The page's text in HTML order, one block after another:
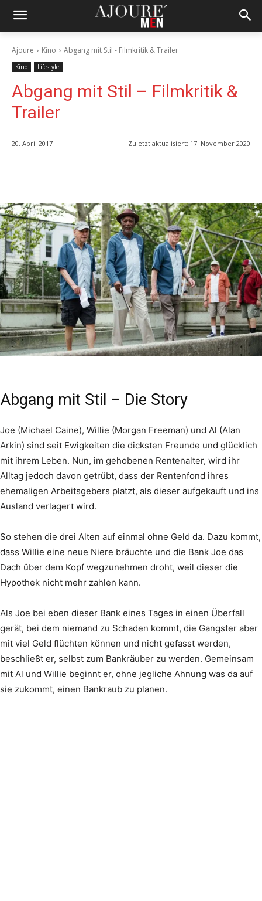
Ajoure Kino Abgang mit Stil - Filmkritik & Trailer
Kino Lifestyle
Abgang mit Stil – Filmkritik &
Trailer
20. April 2017 Zuletzt aktualisiert: 17. November 2020
Abgang mit Stil – Die Story
Joe (Michael Caine), Willie (Morgan Freeman) und Al (Alan
Arkin) sind seit Ewigkeiten die dicksten Freunde und glücklich
mit ihrem Leben. Nun, im gehobenen Rentenalter, wird ihr
Alltag jedoch davon getrübt, dass der Rentenfond ihres
ehemaligen Arbeitsgebers platzt, als dieser aufgekauft und ins
Ausland verlagert wird.
So stehen die drei Alten auf einmal ohne Geld da. Dazu kommt,
dass Willie eine neue Niere bräuchte und die Bank Joe das
Dach über dem Kopf wegzunehmen droht, weil dieser die
Hypothek nicht mehr zahlen kann.
Als Joe bei eben dieser Bank eines Tages in einen Überfall
gerät, bei dem niemand zu Schaden kommt, die Gangster aber
mit viel Geld flüchten können und nicht gefasst werden,
beschließt er, selbst zum Bankräuber zu werden. Gemeinsam
mit Al und Willie beginnt er, ohne jegliche Ahnung was da auf
sie zukommt, einen Bankraub zu planen.